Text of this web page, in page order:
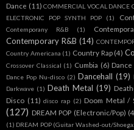
Dance (11) COMMERCIAL VOCAL DANCE
ELECTRONIC POP SYNTH POP
(1)
Contemporany R&B (1)
Contemporary R&B (14)
Country Americana (1) Country Rap (4)
Crossover Classical (1) Cumbia (6) Dance
Dance Pop Nu-disco (2) Dancehall (19)
Darkwave (1) Death Metal (19)
Disco (11) disco rap (2) Doom Metal /
(127) DREAM POP (Electronic/Pop)
(1) DREAM POP (Guitar Washed-out/